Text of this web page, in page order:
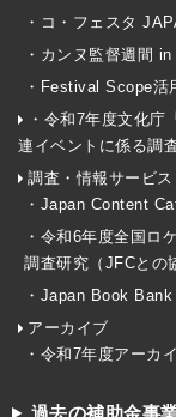
・コ・フェスタ
・カンヌ監督週間
・Festival Scope活
・令和7年度文化庁
連イベントに係る調
調査・情報サービス
・Japan Content
・令和6年度全国ロ
調査研究（JFCとの
・Japan Book
アーカイブ
・令和7年度アーカ
過去の補助金事